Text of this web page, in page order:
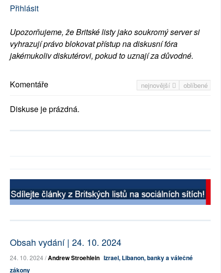
Přihlásit
Upozorňujeme, že Britské listy jako soukromý server si
vyhrazují právo blokovat přístup na diskusní fóra
jakémukoliv diskutérovi, pokud to uznají za důvodné.
nejnovější oblíbené
Komentáře
Diskuse je prázdná.
Obsah vydání | 24. 10. 2024
24. 10. 2024 /Andrew Stroehlein Izrael, Libanon, banky a válečné
zákony